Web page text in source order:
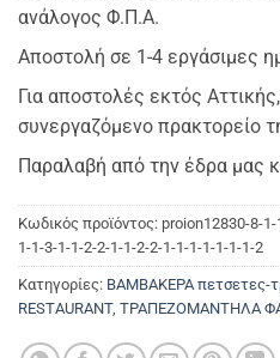
ανάλογος Φ.Π.Α.
Αποστολή σε 1-4 εργάσιμες
Για αποστολές εκτός
συνεργαζόμενο πρακτορείο
Παραλαβή από την έδρα μας
Κωδικός προϊόντος: proion12830-8-
1-1-3-1-1-2-2-1-1-2-2-1-1-1-1-1-1-1-2
Κατηγορίες: ΒΑΜΒΑΚΕΡΑ πετσετες-
RESTAURANT, ΤΡΑΠΕΖΟΜΑΝΤΗΛΑ